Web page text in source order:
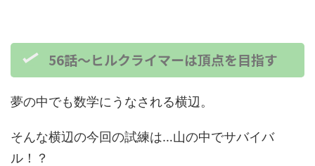
56話～ヒルクライマーは頂点を目指す
夢の中でも数学にうなされる横辺。
そんな横辺の今回の試練は…山の中でサバイバ
ル！？